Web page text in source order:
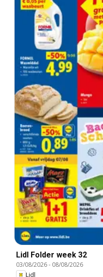
Lidl Folder week 32
03/08/2026- 08/08/2026
Lidl